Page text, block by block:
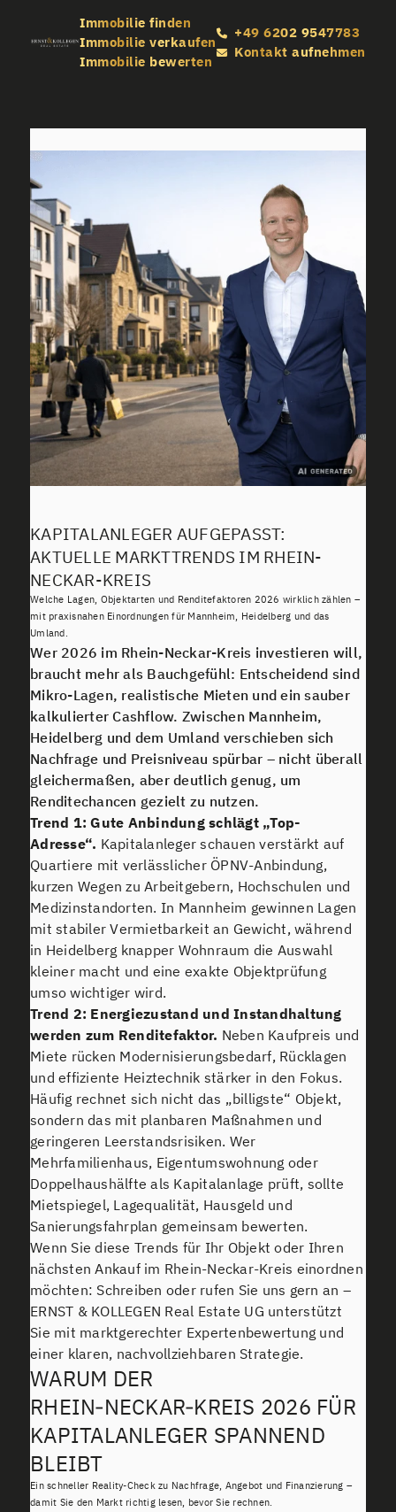
Immobilie finden
Immobilie verkaufen
Immobilie bewerten
+49 6202 9547783
Kontakt aufnehmen
KAPITALANLEGER AUFGEPASST:
AKTUELLE MARKTTRENDS IM RHEIN-
NECKAR-KREIS
Welche Lagen, Objektarten und Renditefaktoren 2026 wirklich zählen –
mit praxisnahen Einordnungen für Mannheim, Heidelberg und das
Umland.
Wer 2026 im Rhein-Neckar-Kreis investieren will,
braucht mehr als Bauchgefühl: Entscheidend sind
Mikro-Lagen, realistische Mieten und ein sauber
kalkulierter Cashflow. Zwischen Mannheim,
Heidelberg und dem Umland verschieben sich
Nachfrage und Preisniveau spürbar – nicht überall
gleichermaßen, aber deutlich genug, um
Renditechancen gezielt zu nutzen.
Trend 1: Gute Anbindung schlägt „Top-
Adresse“. Kapitalanleger schauen verstärkt auf
Quartiere mit verlässlicher ÖPNV-Anbindung,
kurzen Wegen zu Arbeitgebern, Hochschulen und
Medizinstandorten. In Mannheim gewinnen Lagen
mit stabiler Vermietbarkeit an Gewicht, während
in Heidelberg knapper Wohnraum die Auswahl
kleiner macht und eine exakte Objektprüfung
umso wichtiger wird.
Trend 2: Energiezustand und Instandhaltung
werden zum Renditefaktor. Neben Kaufpreis und
Miete rücken Modernisierungsbedarf, Rücklagen
und effiziente Heiztechnik stärker in den Fokus.
Häufig rechnet sich nicht das „billigste“ Objekt,
sondern das mit planbaren Maßnahmen und
geringeren Leerstandsrisiken. Wer
Mehrfamilienhaus, Eigentumswohnung oder
Doppelhaushälfte als Kapitalanlage prüft, sollte
Mietspiegel, Lagequalität, Hausgeld und
Sanierungsfahrplan gemeinsam bewerten.
Wenn Sie diese Trends für Ihr Objekt oder Ihren
nächsten Ankauf im Rhein-Neckar-Kreis einordnen
möchten: Schreiben oder rufen Sie uns gern an –
ERNST & KOLLEGEN Real Estate UG unterstützt
Sie mit marktgerechter Expertenbewertung und
einer klaren, nachvollziehbaren Strategie.
WARUM DER
RHEIN‑NECKAR‑KREIS 2026 FÜR
KAPITALANLEGER SPANNEND
BLEIBT
Ein schneller Reality-Check zu Nachfrage, Angebot und Finanzierung –
damit Sie den Markt richtig lesen, bevor Sie rechnen.